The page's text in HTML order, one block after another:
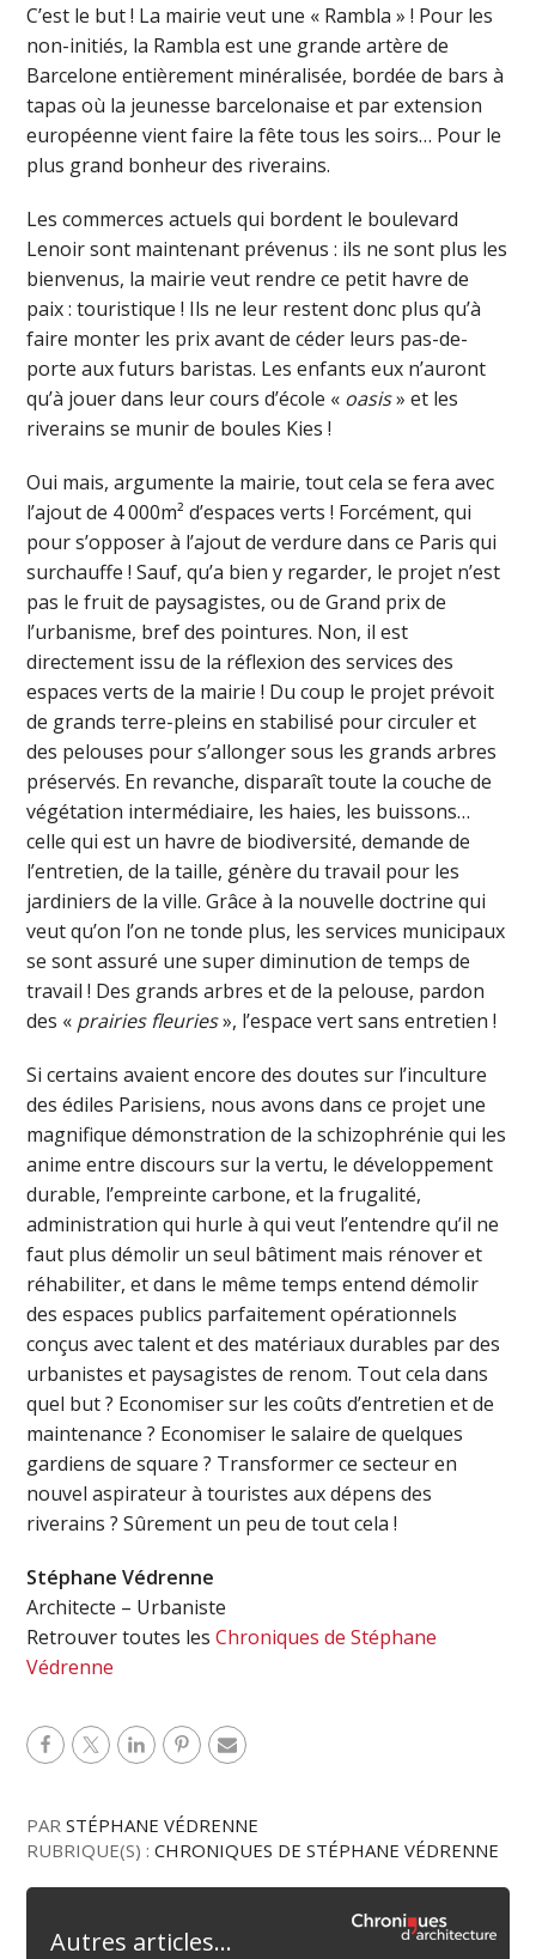
C’est le but ! La mairie veut une « Rambla » ! Pour les
non-initiés, la Rambla est une grande artère de
Barcelone entièrement minéralisée, bordée de bars à
tapas où la jeunesse barcelonaise et par extension
européenne vient faire la fête tous les soirs… Pour le
plus grand bonheur des riverains.
Les commerces actuels qui bordent le boulevard
Lenoir sont maintenant prévenus : ils ne sont plus les
bienvenus, la mairie veut rendre ce petit havre de
paix : touristique ! Ils ne leur restent donc plus qu’à
faire monter les prix avant de céder leurs pas-de-
porte aux futurs baristas. Les enfants eux n’auront
qu’à jouer dans leur cours d’école « oasis» et les
riverains se munir de boules Kies !
Oui mais, argumente la mairie, tout cela se fera avec
l’ajout de 4 000m² d’espaces verts ! Forcément, qui
pour s’opposer à l’ajout de verdure dans ce Paris qui
surchauffe ! Sauf, qu’a bien y regarder, le projet n’est
pas le fruit de paysagistes, ou de Grand prix de
l’urbanisme, bref des pointures. Non, il est
directement issu de la réflexion des services des
espaces verts de la mairie ! Du coup le projet prévoit
de grands terre-pleins en stabilisé pour circuler et
des pelouses pour s’allonger sous les grands arbres
préservés. En revanche, disparaît toute la couche de
végétation intermédiaire, les haies, les buissons…
celle qui est un havre de biodiversité, demande de
l’entretien, de la taille, génère du travail pour les
jardiniers de la ville. Grâce à la nouvelle doctrine qui
veut qu’on l’on ne tonde plus, les services municipaux
se sont assuré une super diminution de temps de
travail ! Des grands arbres et de la pelouse, pardon
des « prairies fleuries», l’espace vert sans entretien !
Si certains avaient encore des doutes sur l’inculture
des édiles Parisiens, nous avons dans ce projet une
magnifique démonstration de la schizophrénie qui les
anime entre discours sur la vertu, le développement
durable, l’empreinte carbone, et la frugalité,
administration qui hurle à qui veut l’entendre qu’il ne
faut plus démolir un seul bâtiment mais rénover et
réhabiliter, et dans le même temps entend démolir
des espaces publics parfaitement opérationnels
conçus avec talent et des matériaux durables par des
urbanistes et paysagistes de renom. Tout cela dans
quel but ? Economiser sur les coûts d’entretien et de
maintenance ? Economiser le salaire de quelques
gardiens de square ? Transformer ce secteur en
nouvel aspirateur à touristes aux dépens des
riverains ? Sûrement un peu de tout cela !
Stéphane Védrenne
Architecte – Urbaniste
Retrouver toutes lesChroniques de Stéphane
Védrenne
PARSTÉPHANE VÉDRENNE
RUBRIQUE(S) :CHRONIQUES DE STÉPHANE VÉDRENNE
Autres articles...